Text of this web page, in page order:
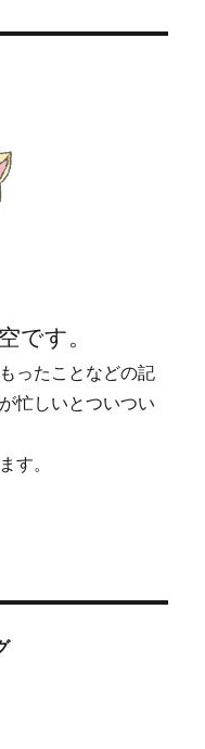
に
す。
ったことなどの記
忙しいとついつい
す。